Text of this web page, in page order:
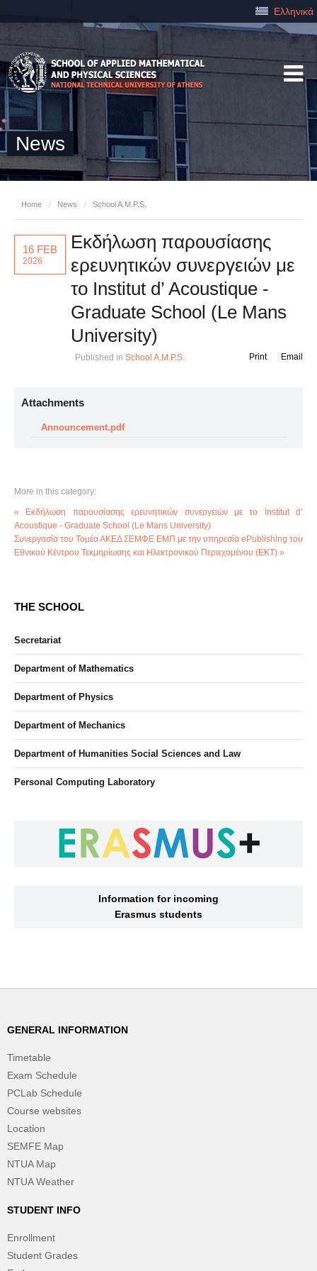
Ελληνικά
News
Home / News / School A.M.P.S.
16 FEB
2026
Εκδήλωση παρουσίασης
ερευνητικών συνεργειών με
το Institut d’ Acoustique -
Graduate School (Le Mans
University)
Published in School A.M.P.S. Email
Print
Attachments
Announcement.pdf
More in this category:
« Εκδήλωση παρουσίασης ερευνητικών συνεργειών με το Institut d’
Acoustique - Graduate School (Le Mans University)
Συνεργασία του Τομέα ΑΚΕΔ ΣΕΜΦΕ ΕΜΠ με την υπηρεσία ePublishing του
Εθνικού Κέντρου Τεκμηρίωσης και Ηλεκτρονικού Περιεχομένου (ΕΚΤ) »
THE SCHOOL
Secretariat
Department of Mathematics
Department of Physics
Department of Mechanics
Department of Humanities Social Sciences and Law
Personal Computing Laboratory
Information for incoming
Erasmus students
GENERAL INFORMATION
Timetable
Exam Schedule
PCLab Schedule
Course websites
Location
SEMFE Map
NTUA Map
NTUA Weather
STUDENT INFO
Enrollment
Student Grades